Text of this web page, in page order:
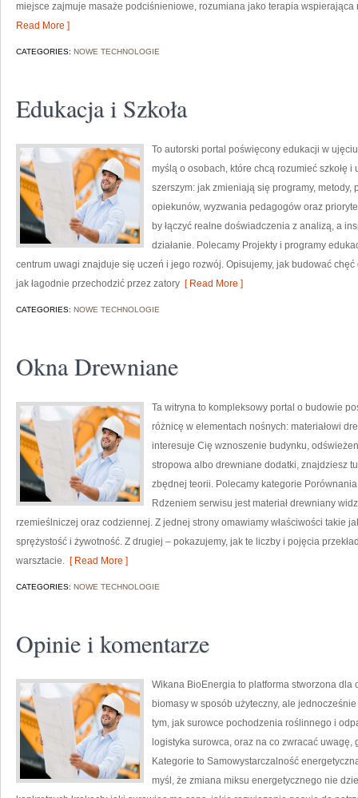
miejsce zajmuje masaże podciśnieniowe, rozumiana jako terapia
Read More ]
CATEGORIES: NOWE TECHNOLOGIE
Edukacja i Szkoła
To autorski portal poświęcony edukacji w
myślą o osobach, które chcą rozumieć szkołę
szerszym: jak zmieniają się programy,
opiekunów, wyzwania pedagogów oraz
by łączyć realne doświadczenia z analizą, a
działanie. Polecamy Projekty i programy
centrum uwagi znajduje się uczeń i jego rozwój. Opisujemy, jak budować
jak łagodnie przechodzić przez zatory [ Read More ]
CATEGORIES: NOWE TECHNOLOGIE
Okna Drewniane
Ta witryna to kompleksowy portal o budowie
różnicę w elementach nośnych: materiałowi
interesuje Cię wznoszenie budynku,
stropowa albo drewniane dodatki, znajdziesz
zbędnej teorii. Polecamy kategorie
Rdzeniem serwisu jest materiał drewniany
rzemieślniczej oraz codziennej. Z jednej strony omawiamy właściwości takie
sprężystość i żywotność. Z drugiej – pokazujemy, jak te liczby i pojęcia
warsztacie. [ Read More ]
CATEGORIES: NOWE TECHNOLOGIE
Opinie i komentarze
Wikana BioEnergia to platforma stworzona dla
biomasy w sposób użyteczny, ale
tym, jak surowce pochodzenia roślinnego i
logistyka surowca, oraz na co zwracać
Kategorie to Samowystarczalność
myśl, że zmiana miksu energetycznego nie